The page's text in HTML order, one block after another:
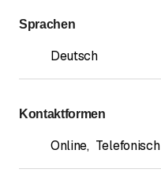
Sprachen
Deutsch
Kontaktformen
Online, Telefonisch